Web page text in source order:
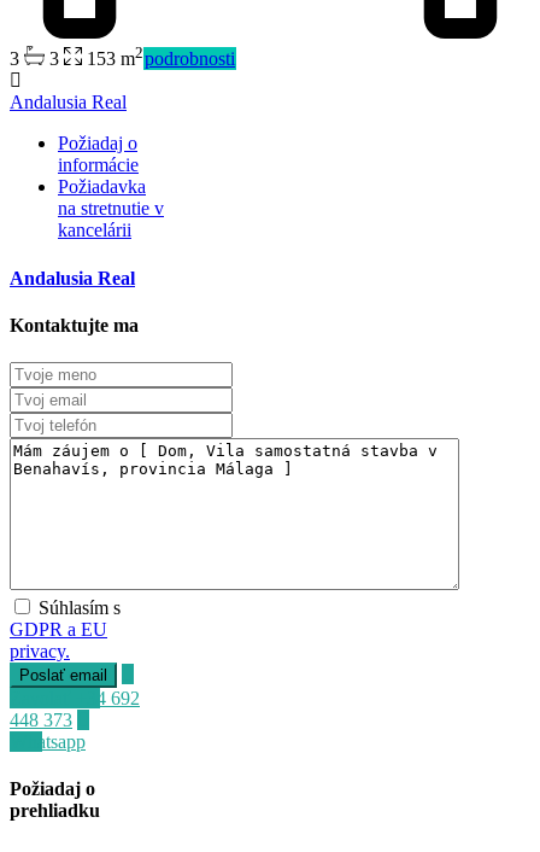
3 3 153 m2podrobnosti
Andalusia Real
Požiadaj o
informácie
Požiadavka
na stretnutie v
kancelárii
Andalusia Real
Kontaktujte ma
Súhlasím s
GDPR a EU
privacy.
+34 692
448 373
Whatsapp
Požiadaj o
prehliadku